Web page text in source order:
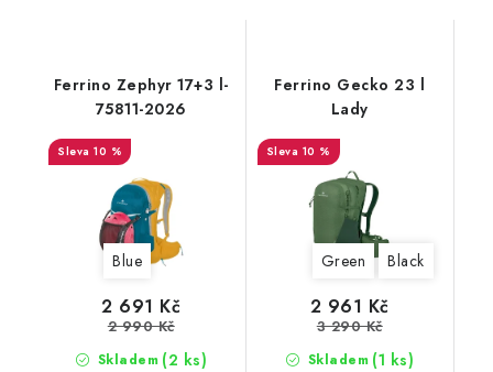
Ferrino Zephyr 17+3 l-
75811-2026
10 %
Blue
Skladem (2 ks)
2 691 Kč
2 990 Kč
Ferrino Gecko 23 l
Lady
10 %
Green Black
Skladem (1 ks)
2 961 Kč
3 290 Kč